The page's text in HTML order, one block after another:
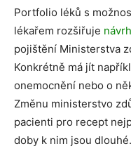
Portfolio léků s
lékařem rozšiřuje návrh
pojištění Ministerstva
Konkrétně má jít
onemocnění nebo o
Změnu ministerstvo
pacienti pro recept
doby k nim jsou